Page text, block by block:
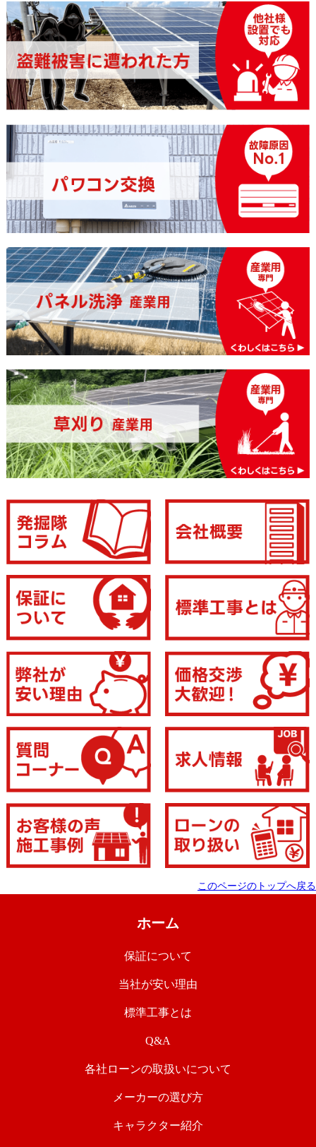
このページのトップへ戻る
ホーム
保証について
当社が安い理由
標準工事とは
Q&A
各社ローンの取扱いについて
メーカーの選び方
キャラクター紹介